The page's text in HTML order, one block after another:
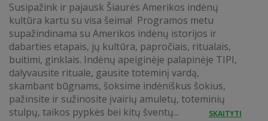
Susipažink ir pajausk Šiaurės Amerikos indėnų
kultūra kartu su visa šeima! Programos metu
supažindinama su Amerikos indėnų istorijos ir
dabarties etapais, jų kultūra, papročiais, ritualais,
buitimi, ginklais. Indėnų apeiginėje palapinėje TIPI,
dalyvausite rituale, gausite toteminį vardą,
skambant būgnams, šoksime indėniškus šokius,
pažinsite ir sužinosite įvairių amuletų, toteminių
stulpų, taikos pypkės bei kitų šventų...
SKAITYTI